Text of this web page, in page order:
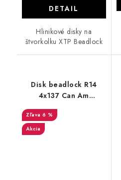
DETAIL
Hlinikové disky na
štvorkolku XTP Beadlock
Disk beadlock R14
4x137 Can Am
Maverick XTP
6 %
Akcia